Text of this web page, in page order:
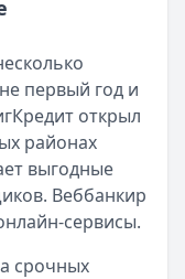
iPhone
где
ускоряет
первый год и
открыл
районах
выгодные
Веббанкир
сервисы.
срочных